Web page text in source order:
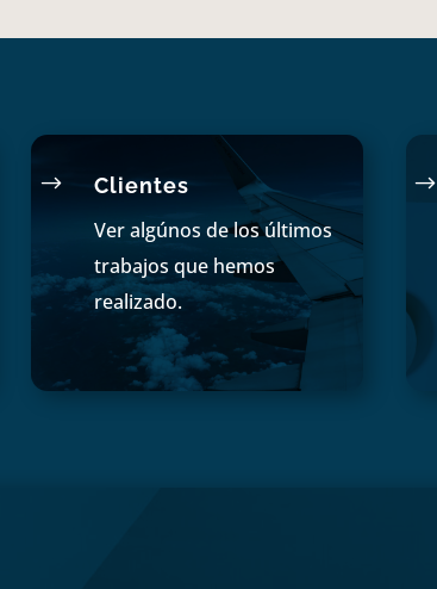
$ Clientes
Ver algúnos de los últimos
trabajos que hemos
realizado.
$